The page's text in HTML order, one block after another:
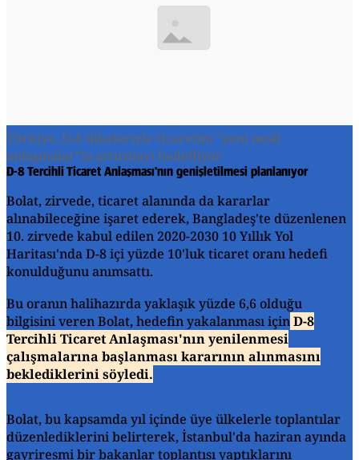
Türkiye, D-8 ülkeleriyle ticaretini "yeni nesil
anlaşmalar"la artırmayı hedefliyor
D-8 Tercihli Ticaret Anlaşması'nın genişletilmesi planlanıyor
Bolat, zirvede, ticaret alanında da kararlar
alınabileceğine işaret ederek, Bangladeş'te düzenlenen
10. zirvede kabul edilen 2020-2030 10 Yıllık Yol
Haritası'nda D-8 içi yüzde 10'luk ticaret oranı hedefi
konulduğunu anımsattı.
Bu oranın halihazırda yaklaşık yüzde 6,6 olduğu
bilgisini veren Bolat, hedefin yakalanması içinD-8
Tercihli Ticaret Anlaşması'nın yenilenmesi
çalışmalarına başlanması kararının alınmasını
beklediklerini söyledi.
Bolat, bu kapsamda yıl içinde üye ülkelerle toplantılar
düzenlediklerini belirterek, İstanbul'da haziran ayında
gayriresmi bir bakanlar toplantısı yaptıklarını